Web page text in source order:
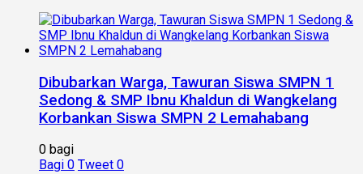
Dibubarkan Warga, Tawuran Siswa SMPN 1
Sedong & SMP Ibnu Khaldun di Wangkelang
Korbankan Siswa SMPN 2 Lemahabang
0 bagi
Bagi 0 Tweet 0